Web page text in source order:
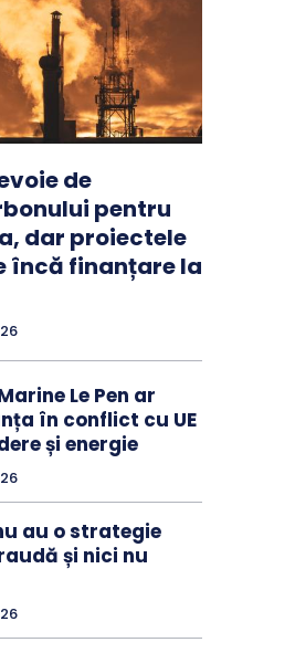
de
pentru
dar proiectele
încă finanțare la
Le Pen ar
în conflict cu UE
și energie
au o strategie
și nici nu